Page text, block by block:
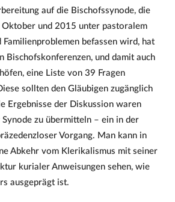
auf die Bischofssynode, die
Oktober und 2015 unter pastoralem
Familienproblemen befassen wird, hat
Bischofskonferenzen, und damit auch
eine Liste von 39 Fragen
sollten den Gläubigen zugänglich
Ergebnisse der Diskussion waren
zu übermitteln – ein in der
Vorgang. Man kann in
Abkehr vom Klerikalismus mit seiner
kurialer Anweisungen sehen, wie
ausgeprägt ist.